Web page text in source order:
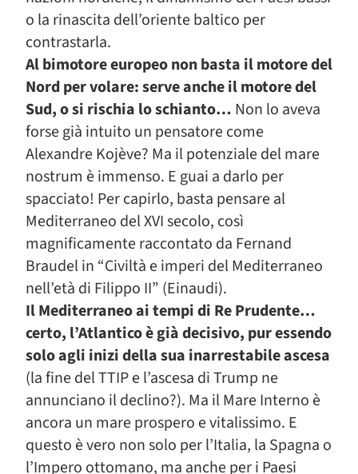
o la rinascita dell’oriente baltico per
contrastarla.
Al bimotore europeo non basta il motore del
Nord per volare: serve anche il motore del
Sud, o si rischia lo schianto… Non lo aveva
forse già intuito un pensatore come
Alexandre Kojève? Ma il potenziale del mare
nostrum è immenso. E guai a darlo per
spacciato! Per capirlo, basta pensare al
Mediterraneo del XVI secolo, così
magnificamente raccontato da Fernand
Braudel in “Civiltà e imperi del Mediterraneo
nell’età di Filippo II” (Einaudi).
Il Mediterraneo ai tempi di Re Prudente…
certo, l’Atlantico è già decisivo, pur essendo
solo agli inizi della sua inarrestabile ascesa
(la fine del TTIP e l’ascesa di Trump ne
annunciano il declino?). Ma il Mare Interno è
ancora un mare prospero e vitalissimo. E
questo è vero non solo per l’Italia, la Spagna o
l’Impero ottomano, ma anche per i Paesi